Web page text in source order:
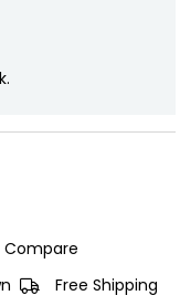
Compare
Free Shipping